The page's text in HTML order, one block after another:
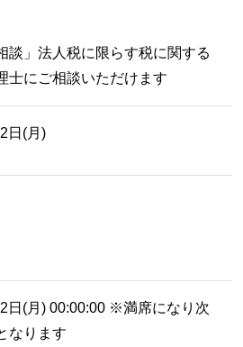
談」法人税に限らす税に関する
士にご相談いただけます
日(月)
日(月) 00:00:00 ※満席になり次
なります